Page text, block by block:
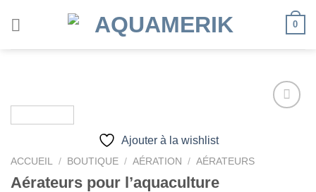
0
Ajouter à la wishlist
ACCUEIL / BOUTIQUE / AÉRATION / AÉRATEURS
Aérateurs pour l’aquaculture